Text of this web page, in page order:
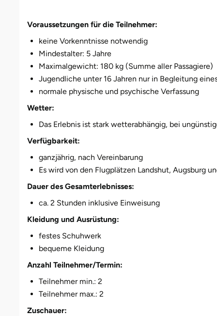
Voraussetzungen für die Teilnehmer:
keine Vorkenntnisse notwendig
Mindestalter: 5 Jahre
Maximalgewicht: 180 kg (Summe aller Passagiere)
Jugendliche unter 16 Jahren nur in Begleitung
normale physische und psychische Verfassung
Wetter:
Das Erlebnis ist stark wetterabhängig, bei
Verfügbarkeit:
ganzjährig, nach Vereinbarung
Es wird von den Flugplätzen Landshut, Augsburg
Dauer des Gesamterlebnisses:
ca. 2 Stunden inklusive Einweisung
Kleidung und Ausrüstung:
festes Schuhwerk
bequeme Kleidung
Anzahl Teilnehmer/Termin:
Teilnehmer min.: 2
Teilnehmer max.: 2
Zuschauer:
Duisburg
Düsseldorf
Essen
Flensburg
Frankfurt am Main
Freiburg
Fulda
Fürstenfeldbruck
Fürth